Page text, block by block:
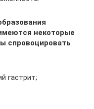
некоторые
спровоцировать
гастрит;